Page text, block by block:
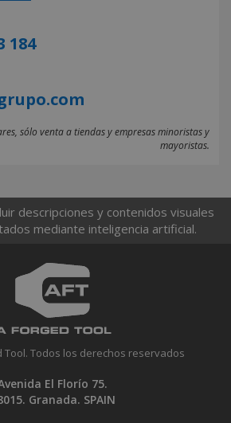
184
sólo venta a tiendas y empresas minoristas y
mayoristas.
descripciones y contenidos visuales
mediante inteligencia artificial.
Tool. Todos los derechos reservados
El Florío 75.
Granada. SPAIN